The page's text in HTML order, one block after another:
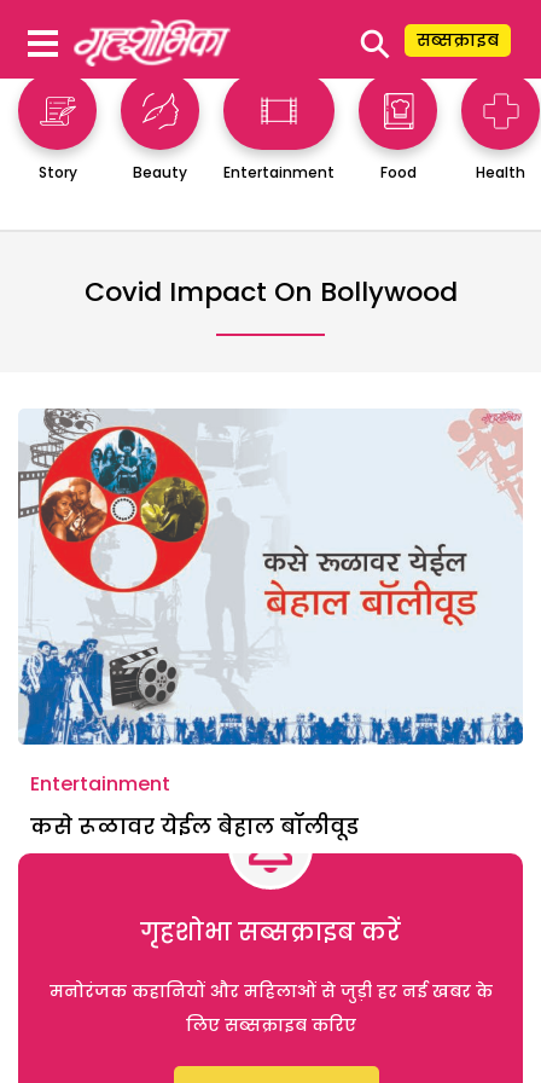
⚲ सब्सक्राइब
Story Beauty Entertainment Food Health
Covid Impact On Bollywood
Entertainment
कसे रूळावर येईल बेहाल बॉलीवूड
गृहशोभा सब्सक्राइब करें
मनोरंजक कहानियों और महिलाओं से जुड़ी हर नई खबर के
लिए सब्सक्राइब करिए